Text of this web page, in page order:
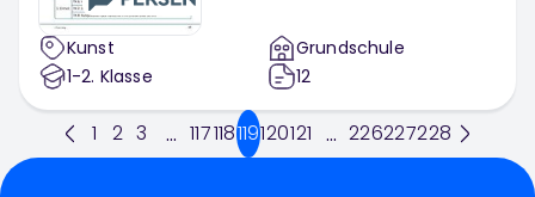
Kunst
1-2. Klasse
Grundschule
12
1 2 3 ... 117118119120121 ... 226227228